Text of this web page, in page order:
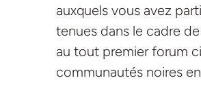
auxquels vous avez
tenues dans le cadre
au tout premier forum
communautés noires